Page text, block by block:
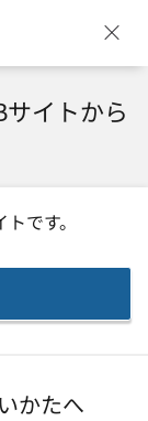
サイトから
です。
かたへ